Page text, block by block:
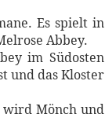
Es spielt in
Abbey.
im Südosten
und das Kloster
wird Mönch und